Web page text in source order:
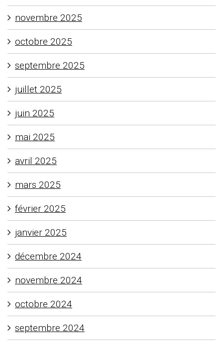
novembre 2025
octobre 2025
septembre 2025
juillet 2025
juin 2025
mai 2025
avril 2025
mars 2025
février 2025
janvier 2025
décembre 2024
novembre 2024
octobre 2024
septembre 2024